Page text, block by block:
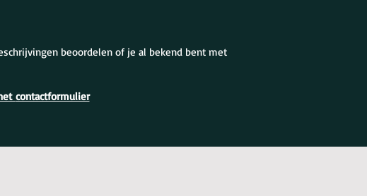
beoordelen of je al bekend bent met
contactformulier